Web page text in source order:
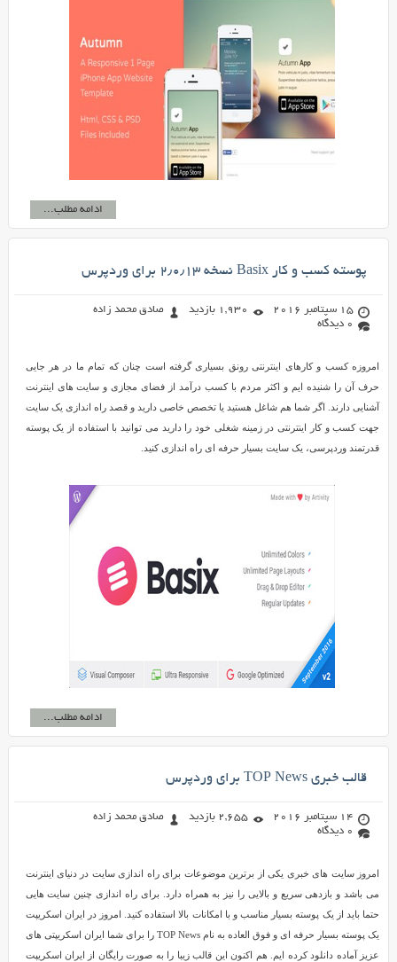
ادامه مطلب...
پوسته کسب و کار Basix نسخه ۲٫۰٫۱۳ برای وردپرس
15 سپتامبر 2016 1,930 بازدید
صادق محمد زاده
0 دیدگاه
امروزه کسب و کارهای اینترنتی رونق بسیاری گرفته است چنان که تمام ما در هر جایی
حرف آن را شنیده ایم و اکثر مردم با کسب درآمد از فضای مجازی و سایت های اینترنت
آشنایی دارند. اگر شما هم شاغل هستید یا تخصص خاصی دارید و قصد راه اندازی یک سایت
جهت کسب و کار اینترنتی در زمینه شغلی خود را دارید می توانید با استفاده از یک پوسته
قدرتمند وردپرسی، یک سایت بسیار حرفه ای راه اندازی کنید.
ادامه مطلب...
قالب خبری TOP News برای وردپرس
14 سپتامبر 2016 2,655 بازدید
صادق محمد زاده
0 دیدگاه
امروز سایت های خبری یکی از برترین موضوعات برای راه اندازی سایت در دنیای اینترنت
می باشد و بازدهی سریع و بالایی را نیز به همراه دارد. برای راه اندازی چنین سایت هایی
حتما باید از یک پوسته بسیار مناسب و با امکانات بالا استفاده کنید. امروز در ایران اسکریپت
یک پوسته بسیار حرفه ای و فوق العاده به نام TOP News را برای شما ایران اسکریپتی های
عزیز آماده دانلود کرده ایم. هم اکنون این قالب زیبا را به صورت رایگان از ایران اسکریپت